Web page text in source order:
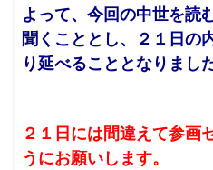
よって、今回の中世を読
聞くこととし、
２１日の
り延べることとなりました
２１日には間違えて参画
うにお願いします。